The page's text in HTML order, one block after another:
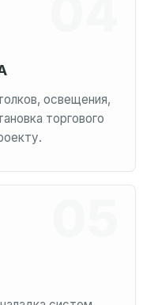
освещения,
торгового